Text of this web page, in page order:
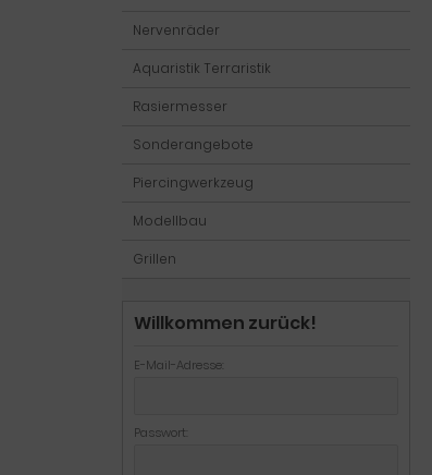
Nervenräder
Aquaristik Terraristik
Rasiermesser
Sonderangebote
Piercingwerkzeug
Modellbau
Grillen
Willkommen zurück!
E-Mail-Adresse:
Passwort: